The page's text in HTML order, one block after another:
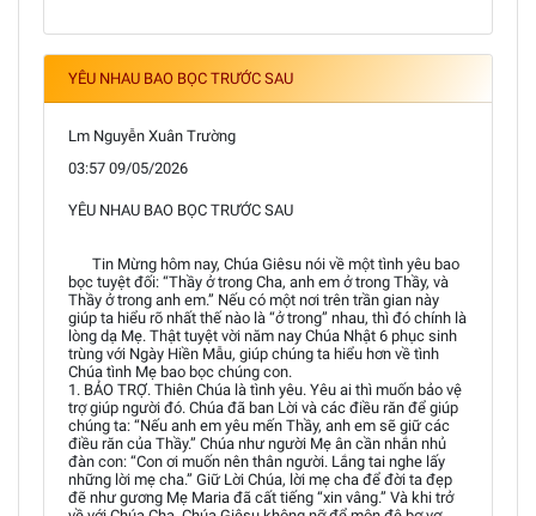
YÊU NHAU BAO BỌC TRƯỚC SAU
Lm Nguyễn Xuân Trường
03:57 09/05/2026
YÊU NHAU BAO BỌC TRƯỚC SAU
Tin Mừng hôm nay, Chúa Giêsu nói về một tình yêu bao
bọc tuyệt đối: “Thầy ở trong Cha, anh em ở trong Thầy, và
Thầy ở trong anh em.” Nếu có một nơi trên trần gian này
giúp ta hiểu rõ nhất thế nào là “ở trong” nhau, thì đó chính là
lòng dạ Mẹ. Thật tuyệt vời năm nay Chúa Nhật 6 phục sinh
trùng với Ngày Hiền Mẫu, giúp chúng ta hiểu hơn về tình
Chúa tình Mẹ bao bọc chúng con.
1. BẢO TRỢ. Thiên Chúa là tình yêu. Yêu ai thì muốn bảo vệ
trợ giúp người đó. Chúa đã ban Lời và các điều răn để giúp
chúng ta: “Nếu anh em yêu mến Thầy, anh em sẽ giữ các
điều răn của Thầy.” Chúa như người Mẹ ân cần nhắn nhủ
đàn con: “Con ơi muốn nên thân người. Lắng tai nghe lấy
những lời mẹ cha.” Giữ Lời Chúa, lời mẹ cha để đời ta đẹp
đẽ như gương Mẹ Maria đã cất tiếng “xin vâng.” Và khi trở